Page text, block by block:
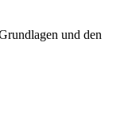
und den